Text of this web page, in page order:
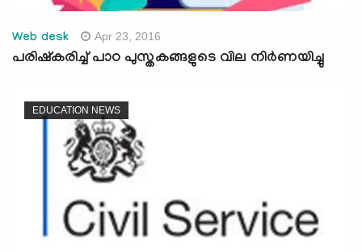
Web desk Apr 23, 2016
പരിഷ്‌കരിച്ച് പാഠ പുസ്തകങ്ങളുടെ വില നിര്‍ണയിച്ചു
EDUCATION NEWS